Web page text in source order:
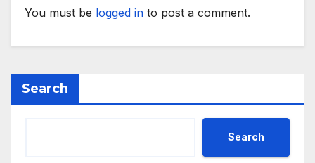
You must be logged in to post a comment.
Search
Search